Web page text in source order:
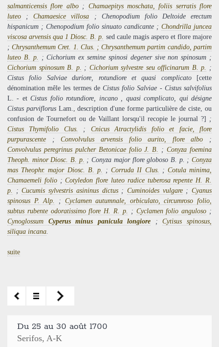
salmanticensis flore albo; Chamaepitys moschata, foliis serratis flore
luteo ;Chamaesice villosa ; Chenopodium folio Deltoide erectum
hispanicum ; Chenopodium folio sinuato candicante ; Chondrilla juncea
viscosa arvensis qua 1 Diosc. B. p. sed caule magis aspero et flore majore
;Chrysanthemum Cret. 1. Clus. ; Chrysanthemum partim candido, partim
luteo B. p. ; Cichorium ex semine spinosi degener sive non spinosum ;
Cichorium spinosum B. p. ; Cichorium sylvestre seu officinarum B. p. ;
Cistus folio Salviae duriore, rotundiore et quasi complicato[cette
dénomination mêle les termes de Cistus folio Salviae - Cistus salvifolius
L. - etCistus folio rotundiore, incano , quasi complicato, qui désigne
Cistus parviflorusLam., description d'une forme particulière de ciste, ou
confusion de Tournefort ou de Vaillant lorsqu'il recopie le journal ?] ;
Cistus Thymifolio Clus.
; Cnicus Atractylidis folio et facie, flore
purpurascente ;Convolvulus arvensis folio aurito, flore albo ;
Convolvulus peregrinus pulcher Betonicae folio J. B. ;Conyza foemina
Theoph. minor Diosc. B. p. ; Conyza major flore globoso B. p. ;Conyza
mas Theophr. major Diosc. B. p. ;Corruda II Clus. ; Cotula minima,
Chamaemeli folio;Cotyledon flore luteo radice tuberosa repente H. R.
p.
;Cucumis sylvestris asininus dictus; Cuminoides vulgare;Cyanus
spinosus P. Alp.
; Cyclamen autumnale, orbiculato, circumroso folio,
subtus rubente odoratissimo flore H. R. p. ; Cyclamen folio anguloso ;
Cynoglossum Cyperus minus panicula longiore ;Cytisus spinosus,
siliqua incana.
suite
Du 25 au 30 août 1700
Serifos, A-K